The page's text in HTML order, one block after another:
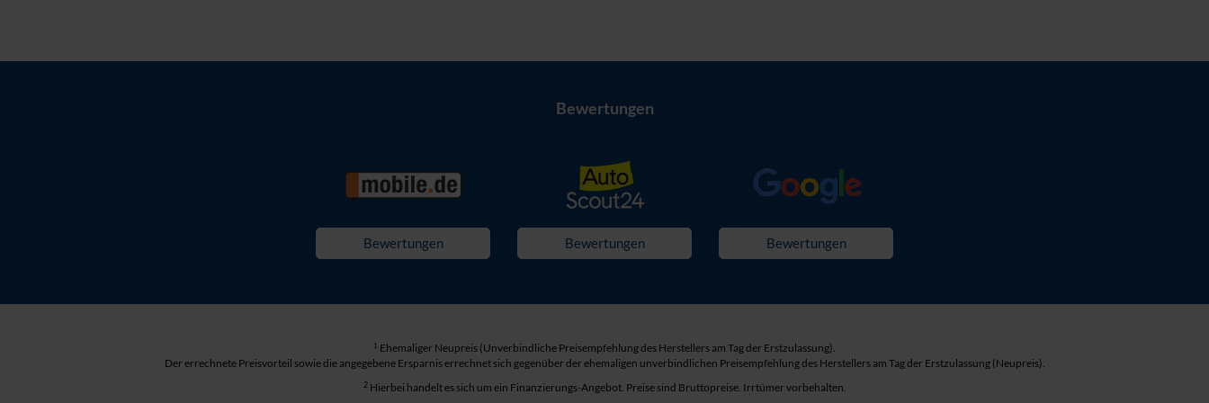
Bewertungen
Bewertungen Bewertungen Bewertungen
1 Ehemaliger Neupreis (Unverbindliche Preisempfehlung des Herstellers am Tag der Erstzulassung).
Der errechnete Preisvorteil sowie die angegebene Ersparnis errechnet sich gegenüber der ehemaligen unverbindlichen Preisempfehlung des Herstellers am Tag der Erstzulassung (Neupreis).
2 Hierbei handelt es sich um ein Finanzierungs-Angebot. Preise sind Bruttopreise. Irrtümer vorbehalten.